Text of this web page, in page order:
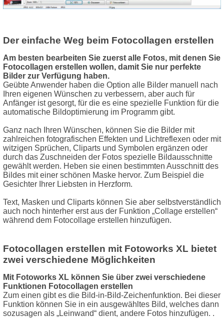
Der einfache Weg beim Fotocollagen erstellen
Am besten bearbeiten Sie zuerst alle Fotos, mit denen Sie
Fotocollagen erstellen wollen, damit Sie nur perfekte
Bilder zur Verfügung haben.
Geübte Anwender haben die Option alle Bilder manuell nach
Ihren eigenen Wünschen zu verbessern, aber auch für
Anfänger ist gesorgt, für die es eine spezielle Funktion für die
automatische Bildoptimierung im Programm gibt.
Ganz nach Ihren Wünschen, können Sie die Bilder mit
zahlreichen fotografischen Effekten und Lichtreflexen oder mit
witzigen Sprüchen, Cliparts und Symbolen ergänzen oder
durch das Zuschneiden der Fotos spezielle Bildausschnitte
gewählt werden. Heben sie einen bestimmten Ausschnitt des
Bildes mit einer schönen Maske hervor. Zum Beispiel die
Gesichter Ihrer Liebsten in Herzform.
Text, Masken und Cliparts können Sie aber selbstverständlich
auch noch hinterher erst aus der Funktion „Collage erstellen“
während dem Fotocollage erstellen hinzufügen.
Fotocollagen erstellen mit Fotoworks XL bietet
zwei verschiedene Möglichkeiten
Mit Fotoworks XL können Sie über zwei verschiedene
Funktionen Fotocollagen erstellen
Zum einen gibt es die Bild-in-Bild-Zeichenfunktion. Bei dieser
Funktion können Sie in ein ausgewähltes Bild, welches dann
sozusagen als „Leinwand“ dient, andere Fotos hinzufügen. .